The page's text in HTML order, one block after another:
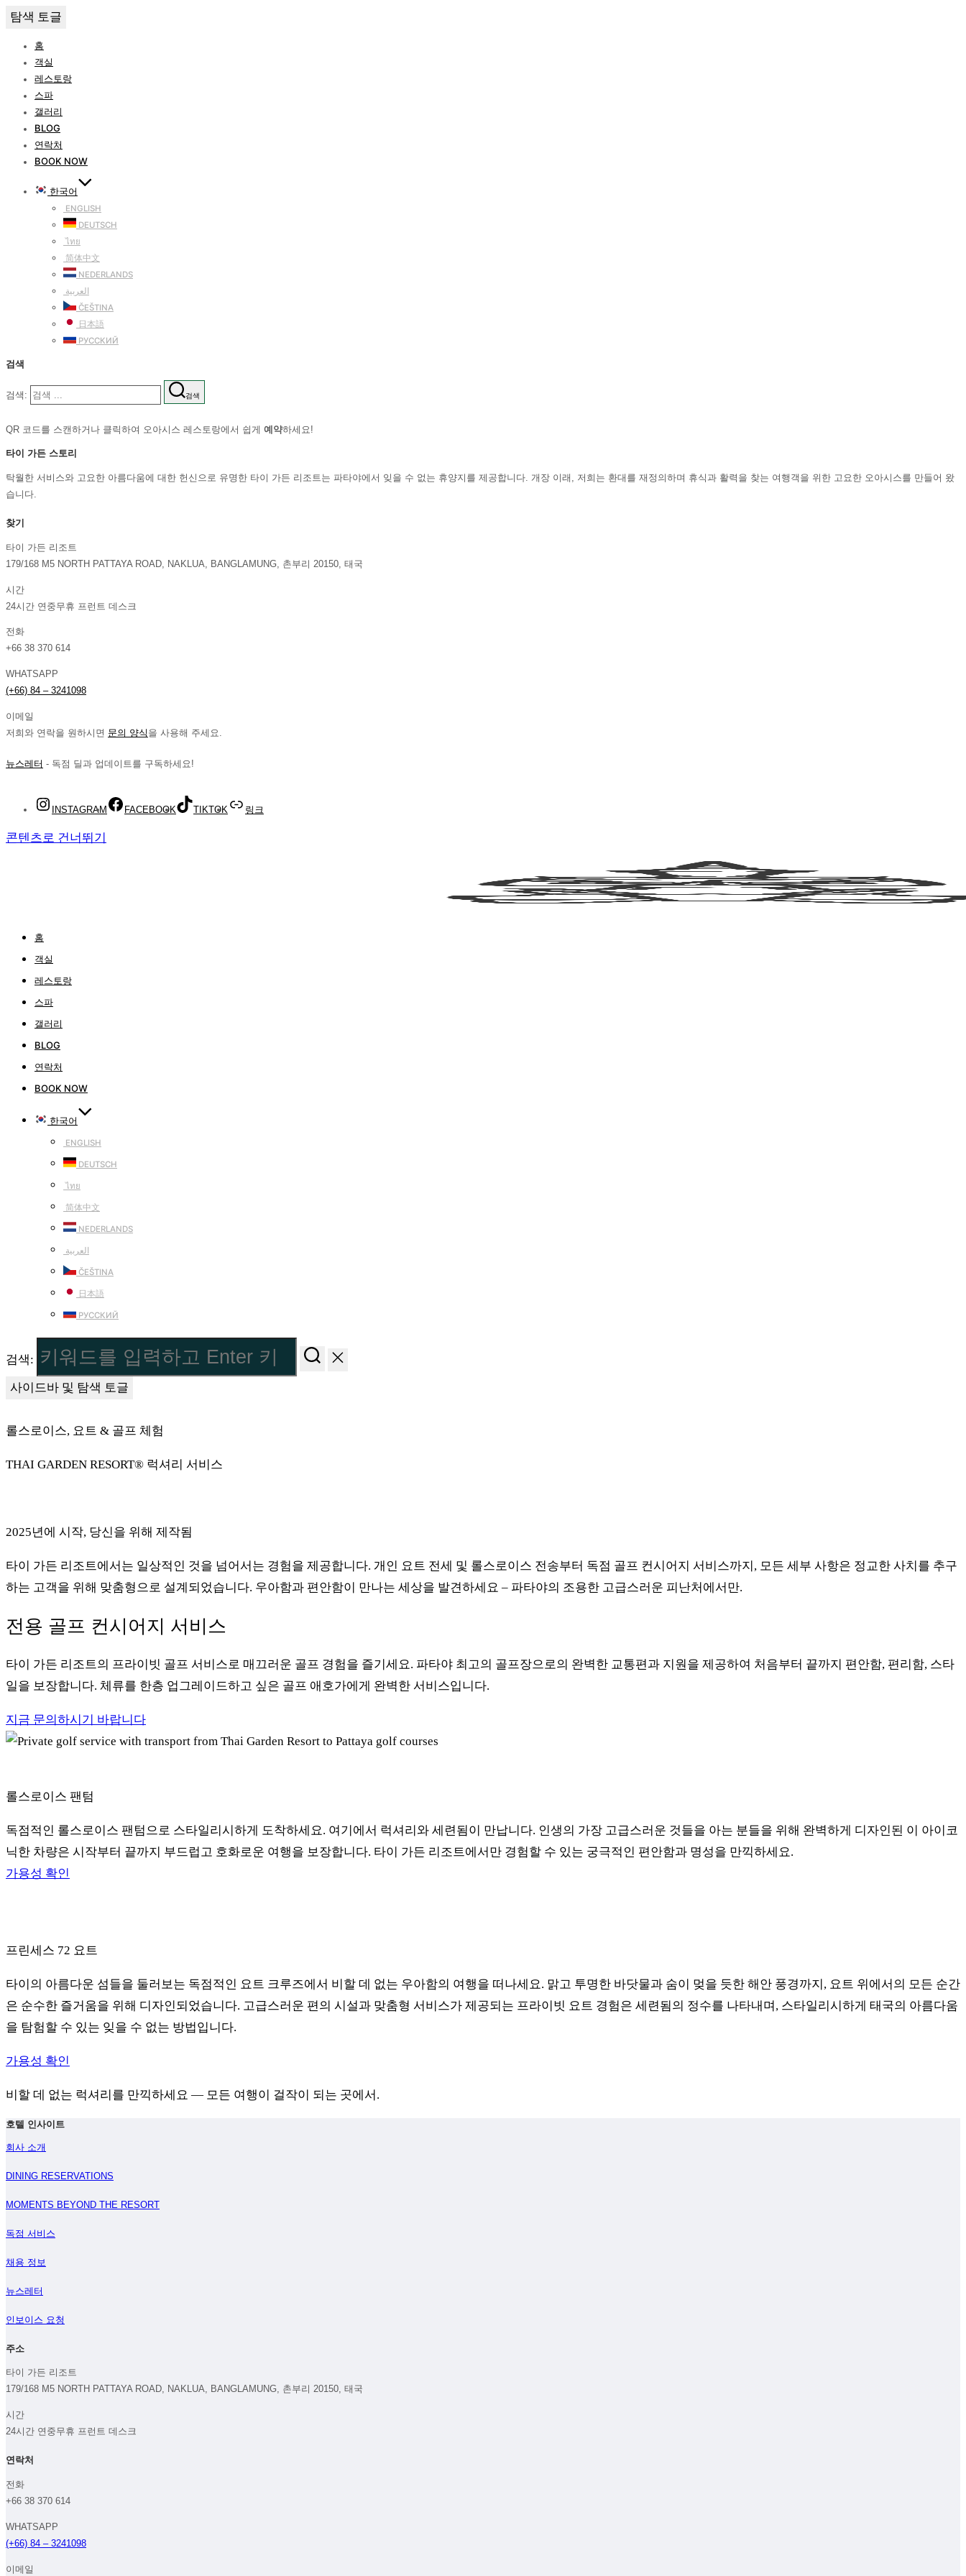
탐색 토글
홈
객실
레스토랑
스파
갤러리
BLOG
연락처
BOOK NOW
한국어
ENGLISH
DEUTSCH
ไทย
简体中文
NEDERLANDS
العربية
ČEŠTINA
日本語
РУССКИЙ
검색
검색: 검색
QR 코드를 스캔하거나 클릭하여 오아시스 레스토랑에서 쉽게 예약하세요!
타이 가든 스토리
탁월한 서비스와 고요한 아름다움에 대한 헌신으로 유명한 타이 가든 리조트는 파타야에서 잊을 수 없는 휴양지를 제공합니다. 개장 이래, 저희는 환대를 재정의하며 휴식과 활력을 찾는 여행객을 위한 고요한 오아시스를 만들어 왔
습니다.
찾기
타이 가든 리조트
179/168 M5 NORTH PATTAYA ROAD, NAKLUA, BANGLAMUNG, 촌부리 20150, 태국
시간
24시간 연중무휴 프런트 데스크
전화
+66 38 370 614
WHATSAPP
(+66) 84 – 3241098
이메일
저희와 연락을 원하시면 문의 양식 을 사용해 주세요.
뉴스레터 - 독점 딜과 업데이트를 구독하세요!
INSTAGRAM FACEBOOK TIKTOK 링크
콘텐츠로 건너뛰기
홈
객실
레스토랑
스파
갤러리
BLOG
연락처
BOOK NOW
한국어
ENGLISH
DEUTSCH
ไทย
简体中文
NEDERLANDS
العربية
ČEŠTINA
日本語
РУССКИЙ
검색:
사이드바 및 탐색 토글
롤스로이스, 요트 & 골프 체험
THAI GARDEN RESORT® 럭셔리 서비스
2025년에 시작, 당신을 위해 제작됨
타이 가든 리조트에서는 일상적인 것을 넘어서는 경험을 제공합니다. 개인 요트 전세 및 롤스로이스 전송부터 독점 골프 컨시어지 서비스까지, 모든 세부 사항은 정교한 사치를 추구
하는 고객을 위해 맞춤형으로 설계되었습니다. 우아함과 편안함이 만나는 세상을 발견하세요 – 파타야의 조용한 고급스러운 피난처에서만.
전용 골프 컨시어지 서비스
타이 가든 리조트의 프라이빗 골프 서비스로 매끄러운 골프 경험을 즐기세요. 파타야 최고의 골프장으로의 완벽한 교통편과 지원을 제공하여 처음부터 끝까지 편안함, 편리함, 스타
일을 보장합니다. 체류를 한층 업그레이드하고 싶은 골프 애호가에게 완벽한 서비스입니다.
지금 문의하시기 바랍니다
롤스로이스 팬텀
독점적인 롤스로이스 팬텀으로 스타일리시하게 도착하세요. 여기에서 럭셔리와 세련됨이 만납니다. 인생의 가장 고급스러운 것들을 아는 분들을 위해 완벽하게 디자인된 이 아이코
닉한 차량은 시작부터 끝까지 부드럽고 호화로운 여행을 보장합니다. 타이 가든 리조트에서만 경험할 수 있는 궁극적인 편안함과 명성을 만끽하세요.
가용성 확인
프린세스 72 요트
타이의 아름다운 섬들을 둘러보는 독점적인 요트 크루즈에서 비할 데 없는 우아함의 여행을 떠나세요. 맑고 투명한 바닷물과 숨이 멎을 듯한 해안 풍경까지, 요트 위에서의 모든 순간
은 순수한 즐거움을 위해 디자인되었습니다. 고급스러운 편의 시설과 맞춤형 서비스가 제공되는 프라이빗 요트 경험은 세련됨의 정수를 나타내며, 스타일리시하게 태국의 아름다움
을 탐험할 수 있는 잊을 수 없는 방법입니다.
가용성 확인
비할 데 없는 럭셔리를 만끽하세요 — 모든 여행이 걸작이 되는 곳에서.
호텔 인사이트
회사 소개
DINING RESERVATIONS
MOMENTS BEYOND THE RESORT
독점 서비스
채용 정보
뉴스레터
인보이스 요청
주소
타이 가든 리조트
179/168 M5 NORTH PATTAYA ROAD, NAKLUA, BANGLAMUNG, 촌부리 20150, 태국
시간
24시간 연중무휴 프런트 데스크
연락처
전화
+66 38 370 614
WHATSAPP
(+66) 84 – 3241098
이메일